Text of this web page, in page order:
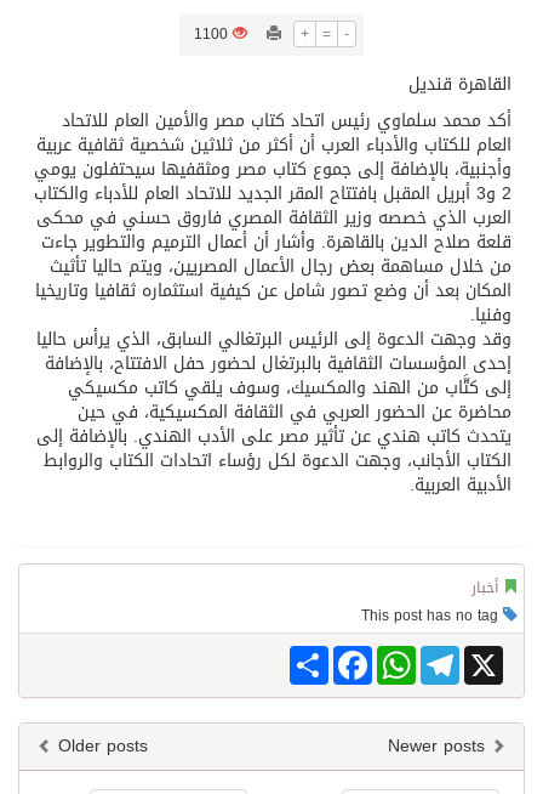
ثلة من الضابطات في الجييش الكويتي
مدينة الملك سلمان للطاقة “سبارك” توقع اتفاقية تطوير مصانع جاهزة ومتخصصة في مجال الطاقة
كسوة الكعبة تعتلي البيت العتيق
+ = -
1100
القاهرة قنديل
أكد محمد سلماوي رئيس اتحاد كتاب مصر والأمين العام للاتحاد
العام للكتاب والأدباء العرب أن أكثر من ثلاثين شخصية ثقافية عربية
وأجنبية، بالإضافة إلى جموع كتاب مصر ومثقفيها سيحتفلون يومي
2 و3 أبريل المقبل بافتتاح المقر الجديد للاتحاد العام للأدباء والكتاب
العرب الذي خصصه وزير الثقافة المصري فاروق حسني في محكى
قلعة صلاح الدين بالقاهرة. وأشار أن أعمال الترميم والتطوير جاءت
من خلال مساهمة بعض رجال الأعمال المصريين، ويتم حاليا تأثيث
المكان بعد أن وضع تصور شامل عن كيفية استثماره ثقافيا وتاريخيا
وفنيا.
وقد وجهت الدعوة إلى الرئيس البرتغالي السابق، الذي يرأس حاليا
إحدى المؤسسات الثقافية بالبرتغال لحضور حفل الافتتاح، بالإضافة
إلى كتَّاب من الهند والمكسيك، وسوف يلقي كاتب مكسيكي
محاضرة عن الحضور العربي في الثقافة المكسيكية، في حين
يتحدث كاتب هندي عن تأثير مصر على الأدب الهندي. بالإضافة إلى
الكتاب الأجانب، وجهت الدعوة لكل رؤساء اتحادات الكتاب والروابط
الأدبية العربية.
أخبار
Share
FacebookWhatsAppTelegram X
Older posts